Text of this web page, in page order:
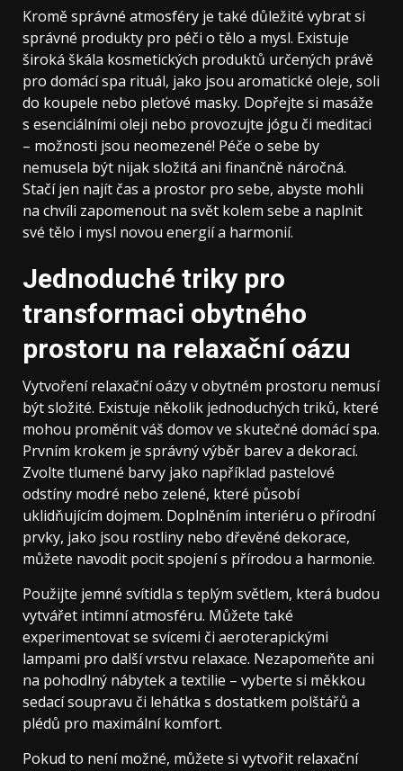
Kromě správné atmosféry je také důležité vybrat si
správné produkty pro péči o tělo a mysl. Existuje
široká škála kosmetických produktů určených právě
pro domácí spa rituál, jako jsou aromatické oleje, soli
do koupele nebo pleťové masky. Dopřejte si masáže
s esenciálními oleji nebo provozujte jógu či meditaci
– možnosti jsou neomezené! Péče o sebe by
nemusela být nijak složitá ani finančně náročná.
Stačí jen najít čas a prostor pro sebe, abyste mohli
na chvíli zapomenout na svět kolem sebe a naplnit
své tělo i mysl novou energií a harmonií.
Jednoduché triky pro
transformaci obytného
prostoru na relaxační oázu
Vytvoření relaxační oázy v obytném prostoru nemusí
být složité. Existuje několik jednoduchých triků, které
mohou proměnit váš domov ve skutečné domácí spa.
Prvním krokem je správný výběr barev a dekorací.
Zvolte tlumené barvy jako například pastelové
odstíny modré nebo zelené, které působí
uklidňujícím dojmem. Doplněním interiéru o přírodní
prvky, jako jsou rostliny nebo dřevěné dekorace,
můžete navodit pocit spojení s přírodou a harmonie.
Použijte jemné svítidla s teplým světlem, která budou
vytvářet intimní atmosféru. Můžete také
experimentovat se svícemi či aeroterapickými
lampami pro další vrstvu relaxace. Nezapomeňte ani
na pohodlný nábytek a textilie – vyberte si měkkou
sedací soupravu či lehátka s dostatkem polštářů a
plédů pro maximální komfort.
Pokud to není možné, můžete si vytvořit relaxační